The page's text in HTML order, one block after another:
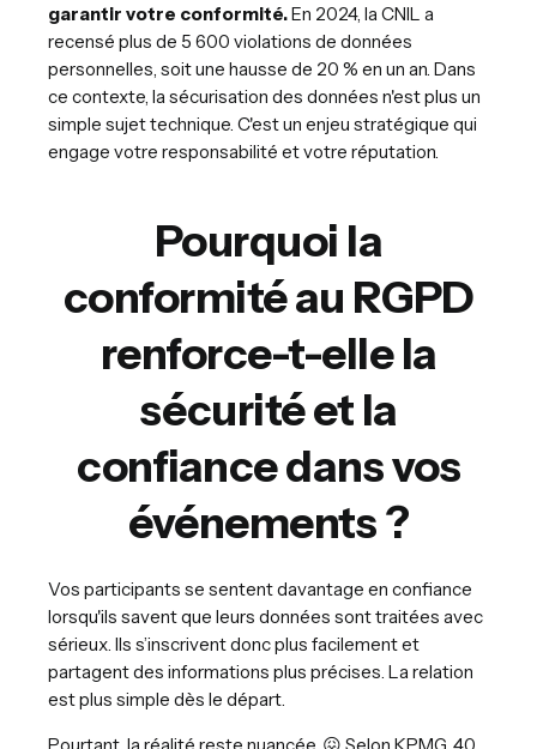
garantir votre conformité.En 2024, la CNIL a
recensé plus de 5 600 violations de données
personnelles, soit une hausse de 20 % en un an. Dans
ce contexte, la sécurisation des données n'est plus un
simple sujet technique. C'est un enjeu stratégique qui
engage votre responsabilité et votre réputation.
Pourquoi la
conformité au RGPD
renforce-t-elle la
sécurité et la
confiance dans vos
événements ?
Vos participants se sentent davantage en confiance
lorsqu'ils savent que leurs données sont traitées avec
sérieux. Ils s’inscrivent donc plus facilement et
partagent des informations plus précises. La relation
est plus simple dès le départ.
Pourtant, la réalité reste nuancée. 😖 Selon KPMG, 40